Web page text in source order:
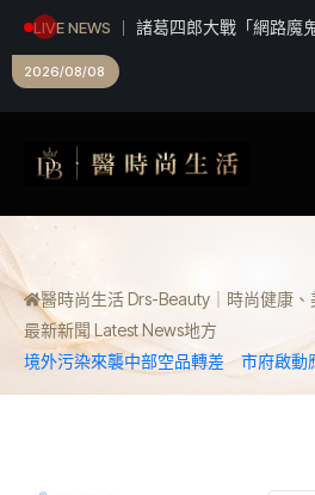
LIVE NEWS
諸葛四郎大戰「網路魔
2026/08/08
醫時尚生活 Drs-Beauty｜時尚健康
最新新聞 Latest News地方
境外污染來襲中部空品轉差 市府啟動